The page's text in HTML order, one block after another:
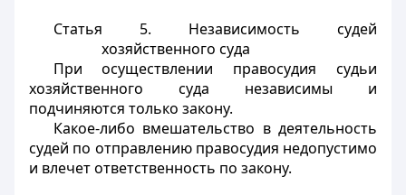
Статья 5. Независимость судей
хозяйственного суда
При осуществлении правосудия судьи
хозяйственного суда независимы и
подчиняются только закону.
Какое-либо вмешательство в деятельность
судей по отправлению правосудия недопустимо
и влечет ответственность по закону.